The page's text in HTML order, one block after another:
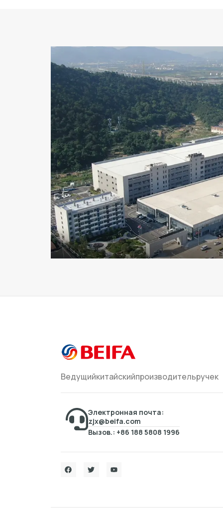
Ведущийкитайскийпроизводительручек
Электронная почта:
zjx@beifa.com
Вызов.: +86 188 5808 1996